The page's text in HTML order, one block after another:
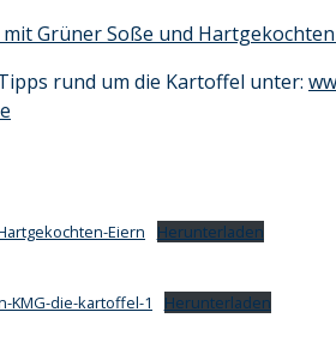
Grüner Soße und
rund um die Kartoffel unter:
Eiern Herunterladen
KMG-die-kartoffel-1 Herunterladen